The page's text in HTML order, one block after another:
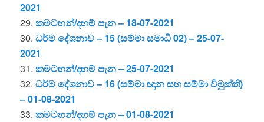
2021
29.කමටහන්/දහම් පැන – 18-07-2021
30.ධර්ම දේශනාව – 15 (සම්මා සමාධි 02) – 25-07-
2021
31.කමටහන්/දහම් පැන – 25-07-2021
32.ධර්ම දේශනාව – 16 (සම්මා ඥාන සහ සම්මා විමුක්ති)
– 01-08-2021
33.කමටහන්/දහම් පැන – 01-08-2021